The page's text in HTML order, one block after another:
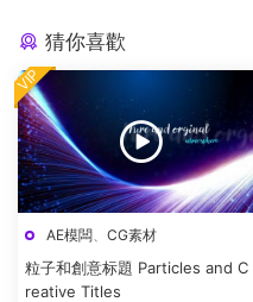
猜你喜歡
AE模闆 CG素材
粒子和創意标題 Particles and C
reative Titles
VIP